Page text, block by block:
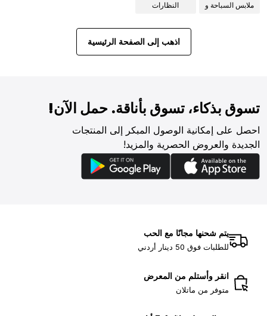
ملابس السباحة و
النظارات
اذهب إلى الصفحة الرئيسية
تسوق بذكاء، تسوق بأناقة. حمل الآن!
احصل على إمكانية الوصول المبكر إلى المنتجات
الجديدة والعروض الحصرية والمزيد!
يتم شحنها مجانًا مع الحب
للطلبات فوق 50 دينار أردني
انقر وأستلم من المعرض
متوفر من ماتلان